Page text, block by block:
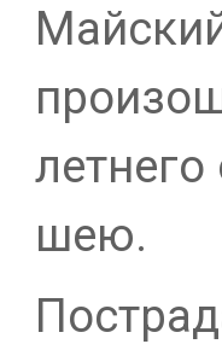
шею.